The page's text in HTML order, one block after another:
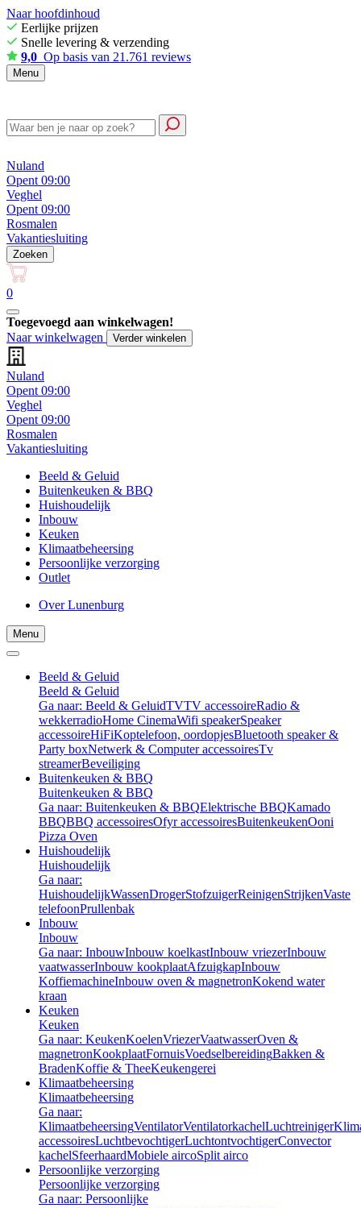
Naar hoofdinhoud
Eerlijke prijzen
Snelle levering & verzending
9,0 Op basis van 21.761 reviews
Menu
Nuland
Opent 09:00
Veghel
Opent 09:00
Rosmalen
Vakantiesluiting
Zoeken
0
Toegevoegd aan winkelwagen!
Naar winkelwagen
Verder winkelen
Nuland
Opent 09:00
Veghel
Opent 09:00
Rosmalen
Vakantiesluiting
Beeld & Geluid
Buitenkeuken & BBQ
Huishoudelijk
Inbouw
Keuken
Klimaatbeheersing
Persoonlijke verzorging
Outlet
Over Lunenburg
Menu
Beeld & Geluid
Beeld & Geluid
Ga naar: Beeld & GeluidTVTV accessoireRadio &
wekkerradioHome CinemaWifi speakerSpeaker
accessoireHiFiKoptelefoon, oordopjesBluetooth speaker &
Party boxNetwerk & Computer accessoiresTv
streamerBeveiliging
Buitenkeuken & BBQ
Buitenkeuken & BBQ
Ga naar: Buitenkeuken & BBQElektrische BBQKamado
BBQBBQ accessoiresOfyr accessoiresBuitenkeukenOoni
Pizza Oven
Huishoudelijk
Huishoudelijk
Ga naar:
HuishoudelijkWassenDrogerStofzuigerReinigenStrijkenVaste
telefoonPrullenbak
Inbouw
Inbouw
Ga naar: InbouwInbouw koelkastInbouw vriezerInbouw
vaatwasserInbouw kookplaatAfzuigkapInbouw
KoffiemachineInbouw oven & magnetronKokend water
kraan
Keuken
Keuken
Ga naar: KeukenKoelenVriezerVaatwasserOven &
magnetronKookplaatFornuisVoedselbereidingBakken &
BradenKoffie & TheeKeukengerei
Klimaatbeheersing
Klimaatbeheersing
Ga naar:
KlimaatbeheersingVentilatorVentilatorkachelLuchtreiniger
accessoiresLuchtbevochtigerLuchtontvochtigerConvector
kachelSfeerhaardMobiele aircoSplit airco
Persoonlijke verzorging
Persoonlijke verzorging
Ga naar: Persoonlijke